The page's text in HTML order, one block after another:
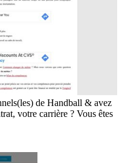
de Handball & avez
votre carrière ? Vous êtes